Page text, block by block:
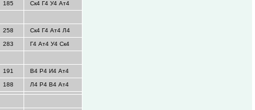
185 Ск4 Г4 У4 Ат4
258 Ск4 Г4 Ат4 Л4
283 Г4 Ат4 У4 Ск4
191 В4 Р4 И4 Ат4
188 Л4 Р4 В4 Ат4